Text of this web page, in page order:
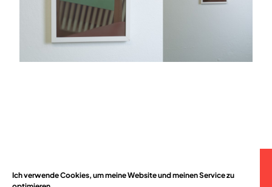
Ich verwende Cookies, um meine Website und meinen Service zu